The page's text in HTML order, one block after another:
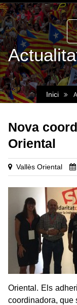
Inici
Nova
Oriental
Vallès Oriental
Oriental. Els
coordinadora, que